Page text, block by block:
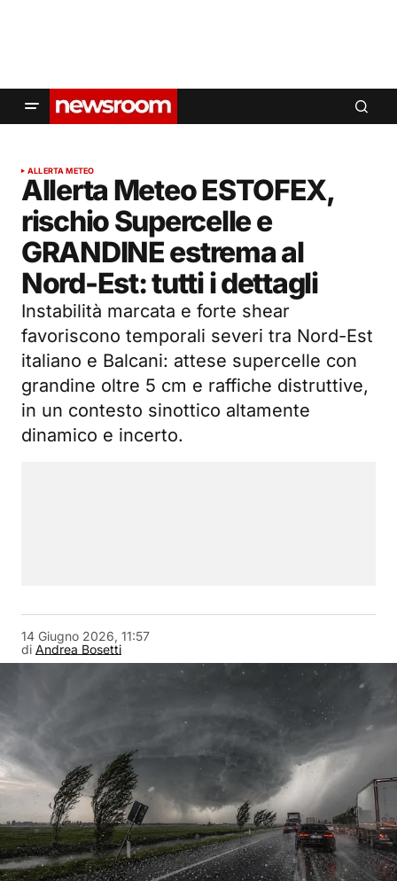
ALLERTA METEO
Allerta Meteo ESTOFEX,
rischio Supercelle e
GRANDINE estrema al
Nord-Est: tutti i dettagli
Instabilità marcata e forte shear
favoriscono temporali severi tra Nord-Est
italiano e Balcani: attese supercelle con
grandine oltre 5 cm e raffiche distruttive,
in un contesto sinottico altamente
dinamico e incerto.
di Andrea Bosetti
14 Giugno 2026, 11:57